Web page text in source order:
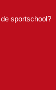
sportschool?